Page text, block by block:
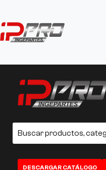
DESCARGAR CATÁLOGO